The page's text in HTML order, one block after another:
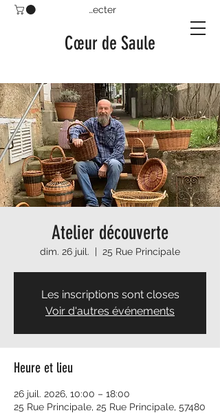
Se connecter
Cœur de Saule
Atelier découverte
dim. 26 juil.
  |
25 Rue Principale
Les inscriptions sont closes
Voir d'autres événements
Heure et lieu
26 juil. 2026, 10:00 – 18:00
25 Rue Principale, 25 Rue Principale, 57480